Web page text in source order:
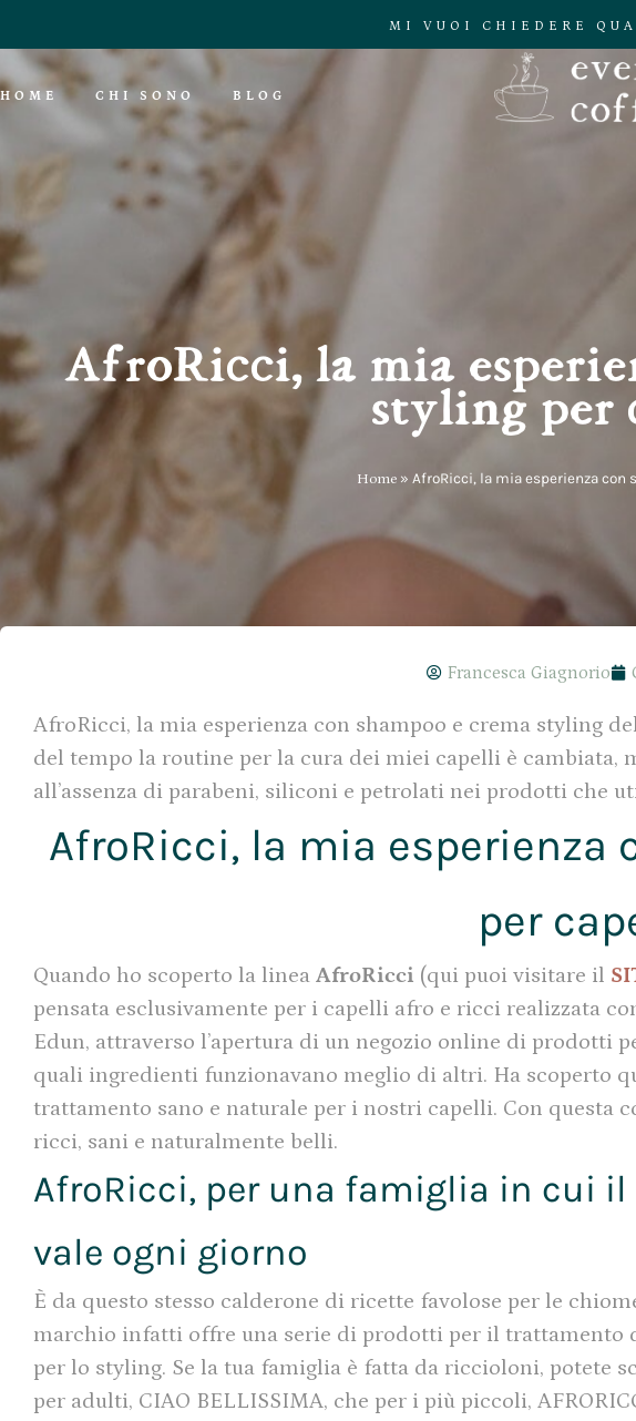
MI VUOI CHIEDERE
HOME CHI SONO BLOG
AfroRicci, la mia
styling per
Home» AfroRicci, la mia esperienza
Francesca Giagnorio
AfroRicci, la mia esperienza con shampoo e crema styling
del tempo la routine per la cura dei miei capelli è cambiata,
all’assenza di parabeni, siliconi e petrolati nei prodotti che
AfroRicci, la mia esperienza
per
Quando ho scoperto la linea AfroRicci (qui puoi visitare il
pensata esclusivamente per i capelli afro e ricci realizzata
Edun, attraverso l’apertura di un negozio online di prodotti
quali ingredienti funzionavano meglio di altri. Ha scoperto
trattamento sano e naturale per i nostri capelli. Con questa
ricci, sani e naturalmente belli.
AfroRicci, per una famiglia in cui
vale ogni giorno
È da questo stesso calderone di ricette favolose per le
marchio infatti offre una serie di prodotti per il trattamento
per lo styling. Se la tua famiglia è fatta da riccioloni, potete
per adulti, CIAO BELLISSIMA, che per i più piccoli,